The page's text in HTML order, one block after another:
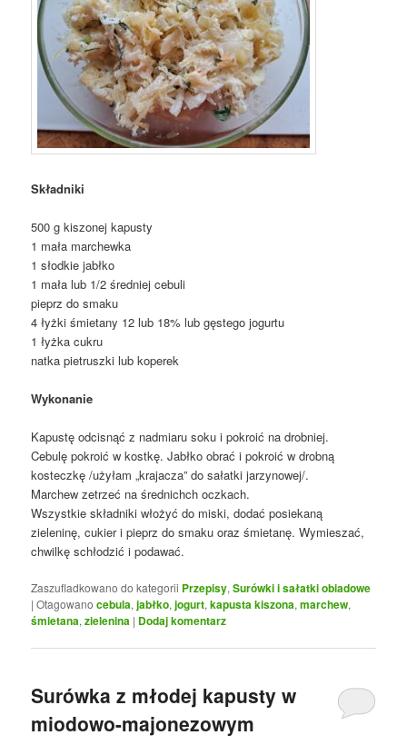
Składniki
500 g kiszonej kapusty
1 mała marchewka
1 słodkie jabłko
1 mała lub 1/2 średniej cebuli
pieprz do smaku
4 łyżki śmietany 12 lub 18% lub gęstego jogurtu
1 łyżka cukru
natka pietruszki lub koperek
Wykonanie
Kapustę odcisnąć z nadmiaru soku i pokroić na drobniej.
Cebulę pokroić w kostkę. Jabłko obrać i pokroić w drobną
kosteczkę /użyłam „krajacza” do sałatki jarzynowej/.
Marchew zetrzeć na średnichch oczkach.
Wszystkie składniki włożyć do miski, dodać posiekaną
zieleninę, cukier i pieprz do smaku oraz śmietanę. Wymieszać,
chwilkę schłodzić i podawać.
Zaszufladkowano do kategorii Przepisy,Surówki i sałatki obiadowe
|Otagowano cebula,jabłko,jogurt,kapusta kiszona,marchew,
śmietana,zielenina | Dodaj komentarz
Surówka z młodej kapusty w
miodowo-majonezowym